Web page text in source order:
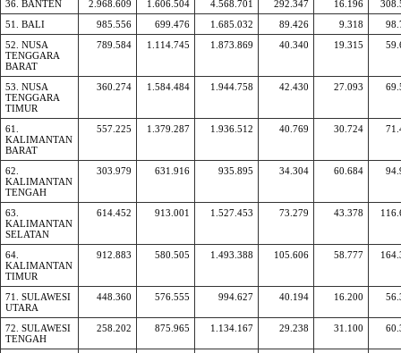
36. BANTEN 2.968.609 1.606.504 4.568.701 292.347 16.196
51. BALI
985.556 699.476 1.685.032 89.426 9.318
52. NUSA
TENGGARA
BARAT
789.584 1.114.745 1.873.869 40.340 19.315
53. NUSA
TENGGARA
TIMUR
360.274 1.584.484 1.944.758 42.430 27.093
61.
KALIMANTAN
BARAT
557.225 1.379.287 1.936.512 40.769 30.724
62.
KALIMANTAN
TENGAH
303.979 631.916 935.895 34.304 60.684
63.
KALIMANTAN
SELATAN
614.452 913.001 1.527.453 73.279 43.378
64.
KALIMANTAN
TIMUR
912.883 580.505 1.493.388 105.606 58.777
71. SULAWESI
UTARA
448.360 576.555 994.627 40.194 16.200
72. SULAWESI
TENGAH
258.202 875.965 1.134.167 29.238 31.100